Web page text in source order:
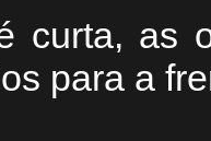
curta, as
para a